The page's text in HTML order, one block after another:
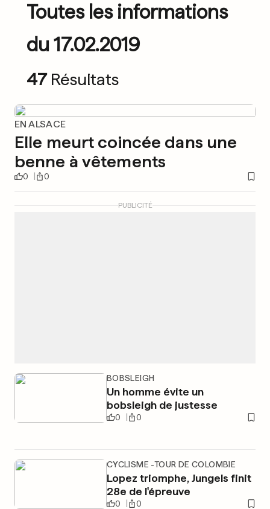
Toutes les informations
du 17.02.2019
47 Résultats
EN ALSACE
Elle meurt coincée dans une
benne à vêtements
0 0
BOBSLEIGH
Un homme évite un
bobsleigh de justesse
0 0
CYCLISME -TOUR DE COLOMBIE
Lopez triomphe, Jungels finit
28e de l'épreuve
0 0
PUBLICITÉ